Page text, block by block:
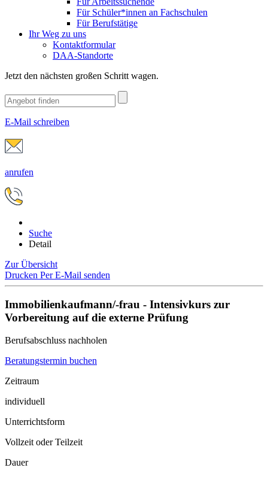
Für Schüler*innen an Fachschulen
Für Berufstätige
Ihr Weg zu uns
Kontaktformular
DAA-Standorte
Jetzt den nächsten großen Schritt wagen.
E-Mail schreiben
anrufen
Suche
Detail
Zur Übersicht
Drucken Per E-Mail senden
Immobilienkaufmann/-frau - Intensivkurs zur
Vorbereitung auf die externe Prüfung
Berufsabschluss nachholen
Beratungstermin buchen
Zeitraum
individuell
Unterrichtsform
Vollzeit oder Teilzeit
Dauer